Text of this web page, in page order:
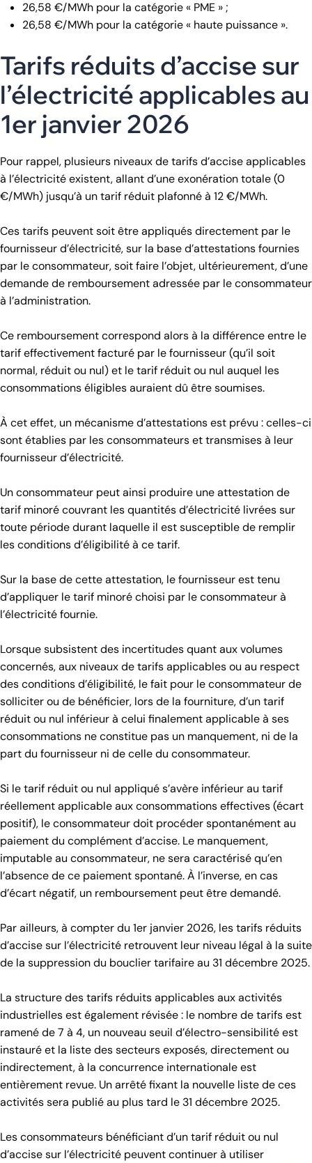
26,58 €/MWh pour la catégorie « PME » ;
26,58 €/MWh pour la catégorie « haute puissance ».
Tarifs réduits d’accise sur
l’électricité applicables au
1er janvier 2026
Pour rappel, plusieurs niveaux de tarifs d’accise applicables
à l’électricité existent, allant d’une exonération totale (0
€/MWh) jusqu’à un tarif réduit plafonné à 12 €/MWh.
Ces tarifs peuvent soit être appliqués directement par le
fournisseur d’électricité, sur la base d’attestations fournies
par le consommateur, soit faire l’objet, ultérieurement, d’une
demande de remboursement adressée par le consommateur
à l’administration.
Ce remboursement correspond alors à la différence entre le
tarif effectivement facturé par le fournisseur (qu’il soit
normal, réduit ou nul) et le tarif réduit ou nul auquel les
consommations éligibles auraient dû être soumises.
À cet effet, un mécanisme d’attestations est prévu : celles-ci
sont établies par les consommateurs et transmises à leur
fournisseur d’électricité.
Un consommateur peut ainsi produire une attestation de
tarif minoré couvrant les quantités d’électricité livrées sur
toute période durant laquelle il est susceptible de remplir
les conditions d’éligibilité à ce tarif.
Sur la base de cette attestation, le fournisseur est tenu
d’appliquer le tarif minoré choisi par le consommateur à
l’électricité fournie.
Lorsque subsistent des incertitudes quant aux volumes
concernés, aux niveaux de tarifs applicables ou au respect
des conditions d’éligibilité, le fait pour le consommateur de
solliciter ou de bénéficier, lors de la fourniture, d’un tarif
réduit ou nul inférieur à celui finalement applicable à ses
consommations ne constitue pas un manquement, ni de la
part du fournisseur ni de celle du consommateur.
Si le tarif réduit ou nul appliqué s’avère inférieur au tarif
réellement applicable aux consommations effectives (écart
positif), le consommateur doit procéder spontanément au
paiement du complément d’accise. Le manquement,
imputable au consommateur, ne sera caractérisé qu’en
l’absence de ce paiement spontané. À l’inverse, en cas
d’écart négatif, un remboursement peut être demandé.
Par ailleurs, à compter du 1er janvier 2026, les tarifs réduits
d’accise sur l’électricité retrouvent leur niveau légal à la suite
de la suppression du bouclier tarifaire au 31 décembre 2025.
La structure des tarifs réduits applicables aux activités
industrielles est également révisée : le nombre de tarifs est
ramené de 7 à 4, un nouveau seuil d’électro-sensibilité est
instauré et la liste des secteurs exposés, directement ou
indirectement, à la concurrence internationale est
entièrement revue. Un arrêté fixant la nouvelle liste de ces
activités sera publié au plus tard le 31 décembre 2025.
Les consommateurs bénéficiant d’un tarif réduit ou nul
d’accise sur l’électricité peuvent continuer à utiliser